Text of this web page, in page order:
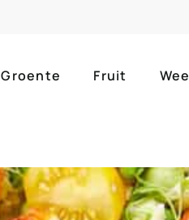
bijgerechten alle
Groente Fruit